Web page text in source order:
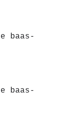
baas-
baas-